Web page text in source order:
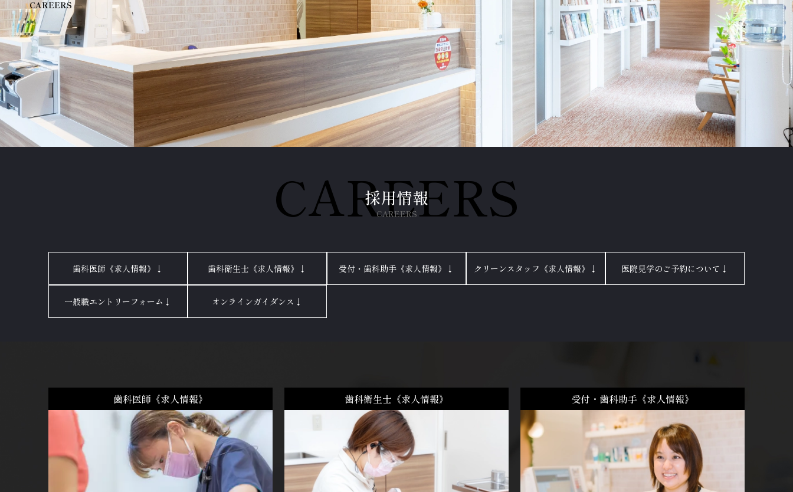
CAREERS
CAREERS
採用情報
CAREERS
歯科医師《求人情報》↓ 歯科衛生士《求人情報》↓ 受付・歯科助手《求人情報》↓ クリーンスタッフ《求人情報》↓ 医院見学のご予約について↓
一般職エントリーフォーム↓ オンラインガイダンス↓
歯科医師《求人情報》 歯科衛生士《求人情報》 受付・歯科助手《求人情報》